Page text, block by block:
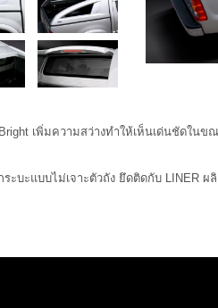
เพิ่มความสว่างทำให้เห็นเด่นชัดใน
ะบะแบบไม่เจาะตัวถัง ยึดติดกับ LINER